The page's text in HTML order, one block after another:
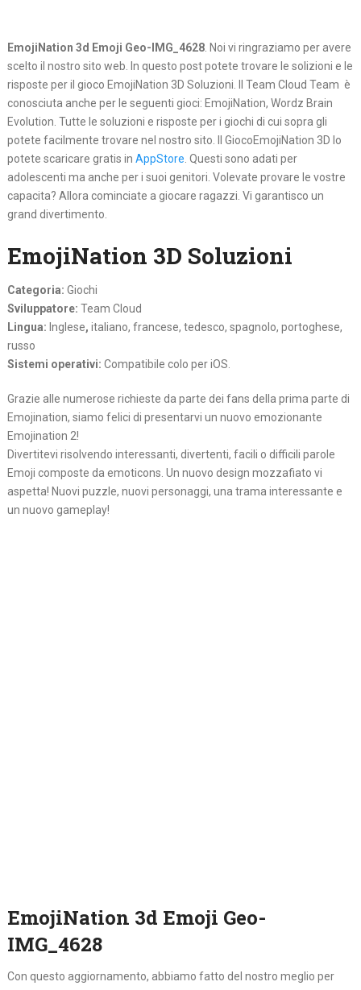
EmojiNation 3d Emoji Geo-IMG_4628. Noi vi ringraziamo per avere
scelto il nostro sito web. In questo post potete trovare le solizioni e le
risposte per il gioco EmojiNation 3D Soluzioni. Il Team Cloud Team è
conosciuta anche per le seguenti gioci: EmojiNation, Wordz Brain
Evolution. Tutte le soluzioni e risposte per i giochi di cui sopra gli
potete facilmente trovare nel nostro sito. Il GiocoEmojiNation 3D lo
potete scaricare gratis in AppStore. Questi sono adati per
adolescenti ma anche per i suoi genitori. Volevate provare le vostre
capacita? Allora cominciate a giocare ragazzi. Vi garantisco un
grand divertimento.
EmojiNation 3D Soluzioni
Categoria: Giochi
Sviluppatore: Team Cloud
Lingua: Inglese, italiano, francese, tedesco, spagnolo, portoghese,
russo
Sistemi operativi: Compatibile colo per iOS.
Grazie alle numerose richieste da parte dei fans della prima parte di
Emojination, siamo felici di presentarvi un nuovo emozionante
Emojination 2!
Divertitevi risolvendo interessanti, divertenti, facili o difficili parole
Emoji composte da emoticons. Un nuovo design mozzafiato vi
aspetta! Nuovi puzzle, nuovi personaggi, una trama interessante e
un nuovo gameplay!
EmojiNation 3d Emoji Geo-
IMG_4628
Con questo aggiornamento, abbiamo fatto del nostro meglio per